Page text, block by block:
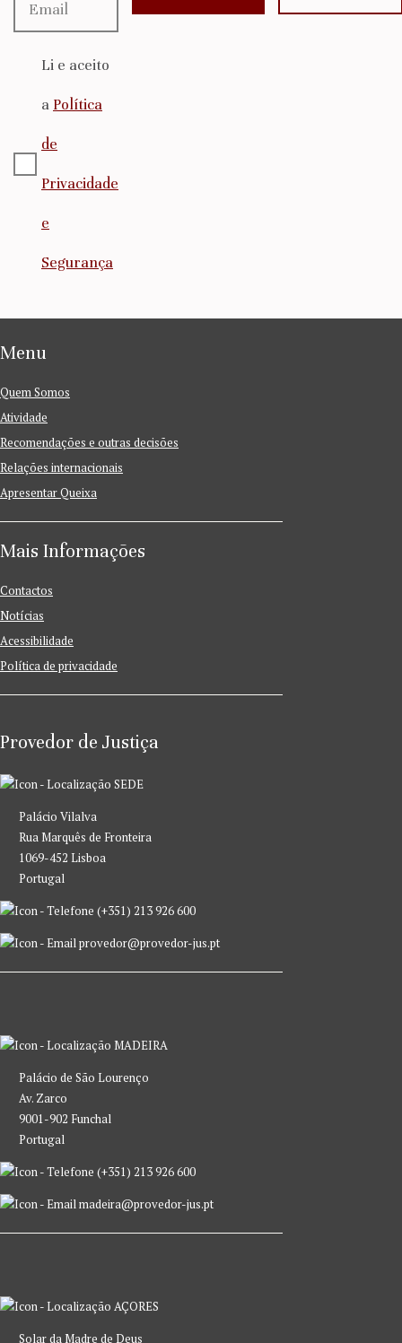
Li e aceito
a Política
de
Privacidade
e
Segurança
Menu
Quem Somos
Atividade
Recomendações e outras decisões
Relações internacionais
Apresentar Queixa
Mais Informações
Contactos
Notícias
Acessibilidade
Política de privacidade
Provedor de Justiça
SEDE
Palácio Vilalva
Rua Marquês de Fronteira
1069-452 Lisboa
Portugal
(+351) 213 926 600
provedor@provedor-jus.pt
MADEIRA
Palácio de São Lourenço
Av. Zarco
9001-902 Funchal
Portugal
(+351) 213 926 600
madeira@provedor-jus.pt
AÇORES
Solar da Madre de Deus